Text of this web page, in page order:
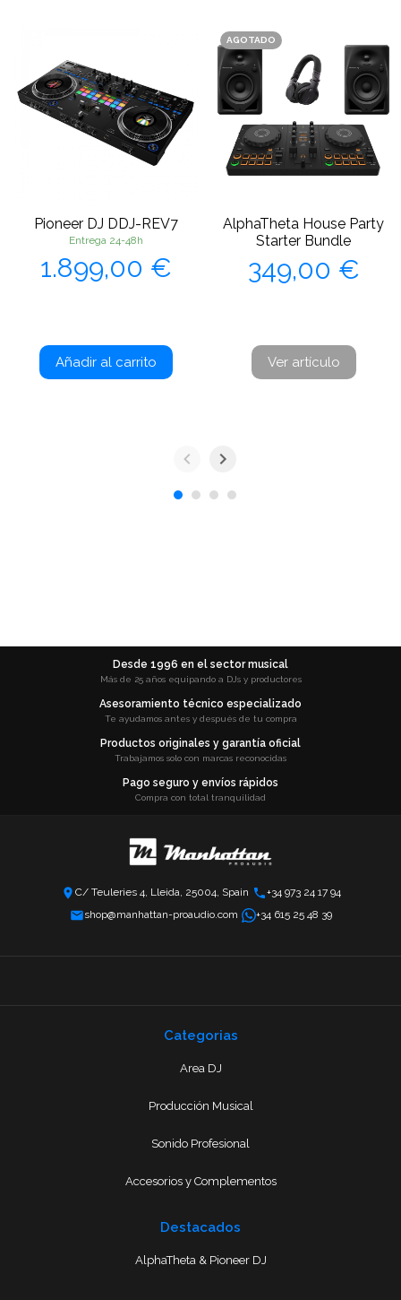
Pioneer DJ DDJ-REV7
Entrega 24-48h
Precio
1.899,00 €
Añadir al carrito
AGOTADO
AlphaTheta House Party
Starter Bundle
Precio
349,00 €
Ver artículo
Desde 1996 en el sector musical
Más de 25 años equipando a DJs y productores
Asesoramiento técnico especializado
Te ayudamos antes y después de tu compra
Productos originales y garantía oficial
Trabajamos solo con marcas reconocidas
Pago seguro y envíos rápidos
Compra con total tranquilidad
C/ Teuleries 4, Lleida, 25004, Spain
+34 973 24 17 94
shop@manhattan-proaudio.com
+34 615 25 48 39
Categorias
Area DJ
Producción Musical
Sonido Profesional
Accesorios y Complementos
Destacados
AlphaTheta & Pioneer DJ